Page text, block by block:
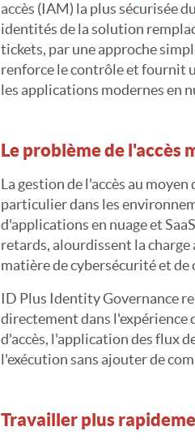
accès (IAM) la plus sécurisée
identités de la solution
tickets, par une approche
renforce le contrôle et fournit
les applications modernes en
Le problème de l'accès
La gestion de l'accès au
particulier dans les
d'applications en nuage et
retards, alourdissent la
matière de cybersécurité et
ID Plus Identity Governance
directement dans l'expérience
d'accès, l'application des flux
l'exécution sans ajouter de
Travailler plus